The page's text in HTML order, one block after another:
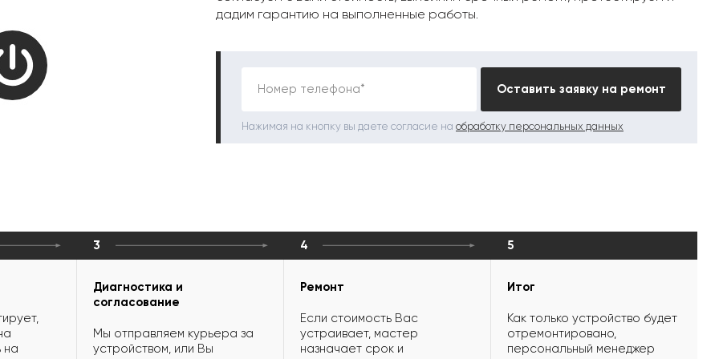
дадим гарантию на выполненные работы.
Номер телефона* Оставить заявку на ремонт
Нажимая на кнопку вы даете согласие на обработку персональных данных
на
3
Диагностика и
согласование
Мы отправляем курьера за
устройством, или Вы
4
Ремонт
Если стоимость Вас
устраивает, мастер
назначает срок и
5
Итог
Как только устройство будет
отремонтировано,
персональный менеджер